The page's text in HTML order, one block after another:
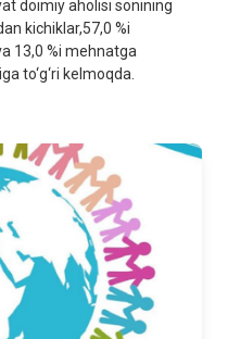
doimiy aholisi sonining
kichiklar,57,0 %i
13,0 %i mehnatga
to‘g‘ri kelmoqda.